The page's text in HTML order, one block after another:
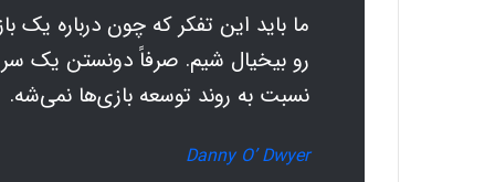
ما باید این تفکر که چون درباره یک
رو بیخیال شیم. صرفاً دونستن یک
نسبت به روند توسعه بازی‌ها نمی‌شه.
Danny O’ Dwyer